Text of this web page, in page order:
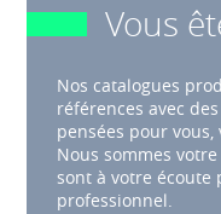
Vous
Nos catalogues
références avec
pensées pour
Nous sommes
sont à votre écoute
professionnel.